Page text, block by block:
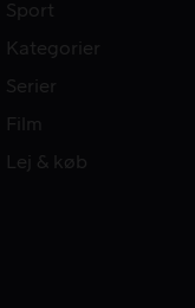
Sport
Kategorier
Serier
Film
Lej & køb